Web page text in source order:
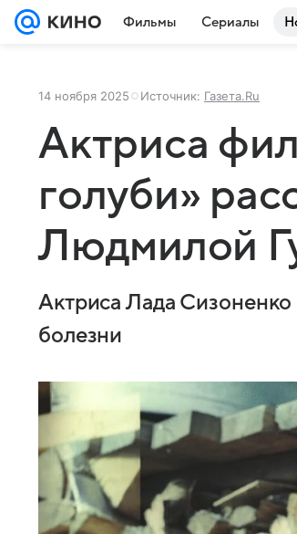
Фильмы Сериалы
14 ноября 2025 Источник: Газета.Ru
Актриса
голуби»
Людмилой
Актриса Лада Сизоненко
болезни